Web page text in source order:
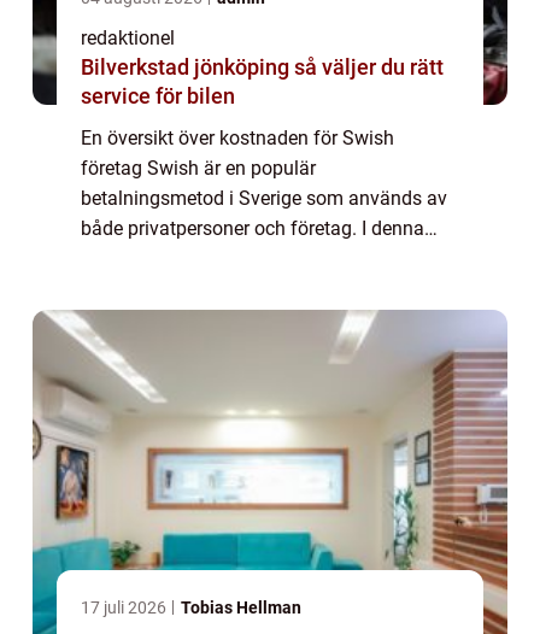
redaktionel
Bilverkstad jönköping så väljer du rätt
service för bilen
En översikt över kostnaden för Swish
företag Swish är en populär
betalningsmetod i Sverige som används av
både privatpersoner och företag. I denna
kommer att undersöka ...
17 juli 2026 Tobias Hellman